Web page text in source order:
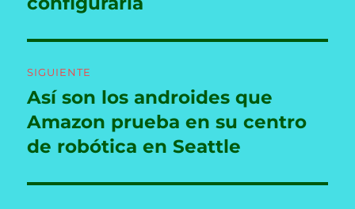
SIGUIENTE
Entrada
siguiente:
Así son los androides que
Amazon prueba en su centro
de robótica en Seattle